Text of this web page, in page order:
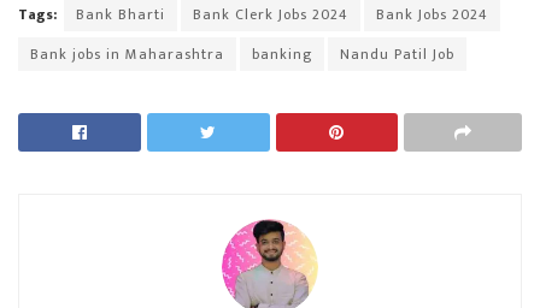
Tags: Bank Bharti Bank Clerk Jobs 2024
Bank Jobs 2024
Bank jobs in Maharashtra
banking Nandu Patil Job